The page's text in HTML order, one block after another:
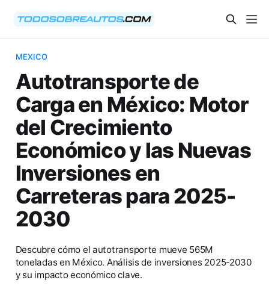
MEXICO
Autotransporte de
Carga en México: Motor
del Crecimiento
Económico y las Nuevas
Inversiones en
Carreteras para 2025-
2030
Descubre cómo el autotransporte mueve 565M
toneladas en México. Análisis de inversiones 2025-2030
y su impacto económico clave.